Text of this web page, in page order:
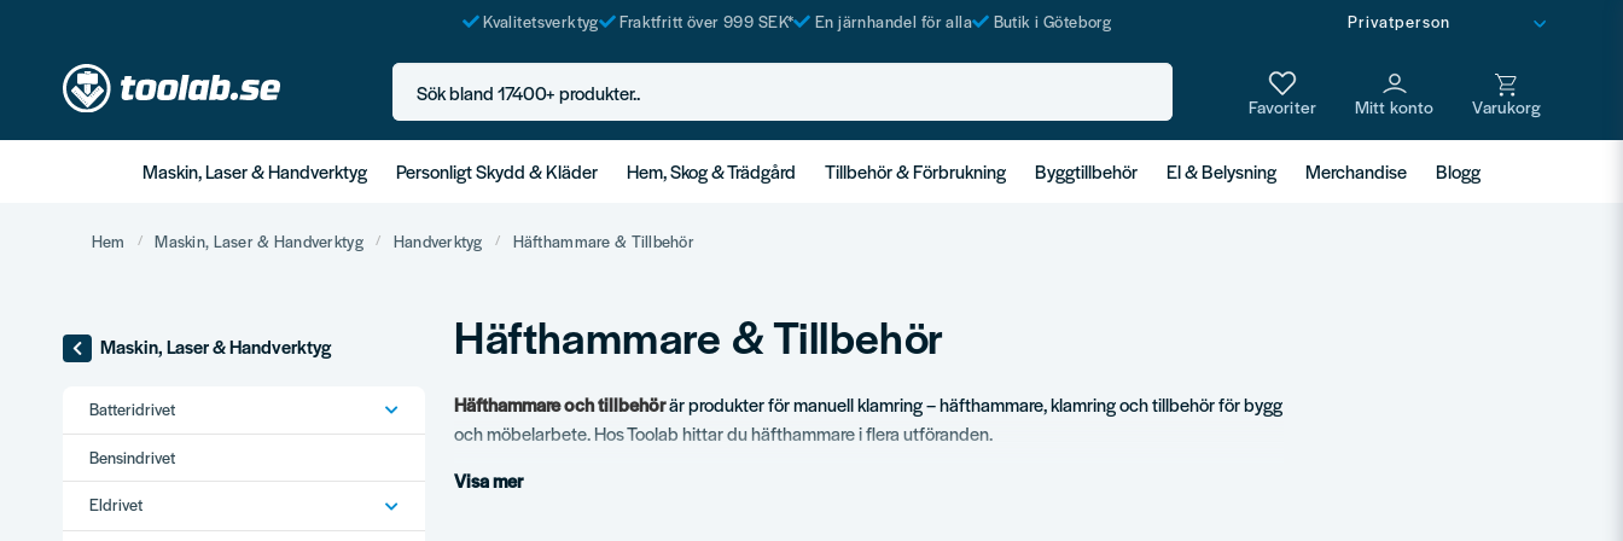
Kvalitetsverktyg Fraktfritt över 999 SEK* En järnhandel för alla Butik i Göteborg
Sök bland 17400+ produkter..
Maskin, Laser & Handverktyg Personligt Skydd & Kläder Hem, Skog & Trädgård Tillbehör & Förbrukning Byggtillbehör El & Belysning Merchandise Blogg
Hem Maskin, Laser & Handverktyg Handverktyg Häfthammare & Tillbehör
Maskin, Laser & Handverktyg
Batteridrivet
Bensindrivet
Eldrivet
Häfthammare & Tillbehör
Häfthammare och tillbehörär produkter för manuell klamring – häfthammare, klamring och tillbehör för bygg
och möbelarbete. Hos Toolab hittar du häfthammare i flera utföranden.
Vårt sortiment
Visa mer